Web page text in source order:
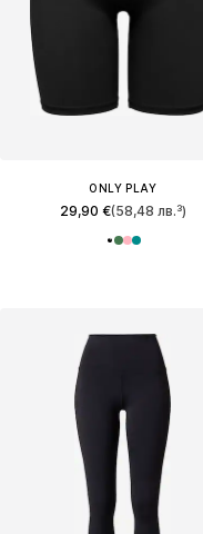
ONLY PLAY
29,90 €(58,48 лв.³)